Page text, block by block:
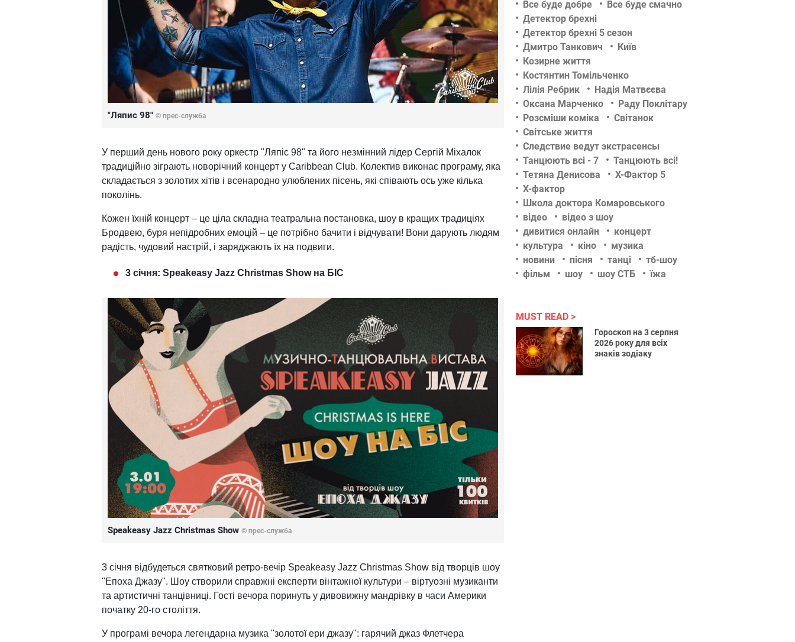
"Ляпис 98" © прес-служба
У перший день нового року оркестр "Ляпіс 98" та його незмінний лідер Сергій Міхалок
традиційно зіграють новорічний концерт у Caribbean Club. Колектив виконає програму, яка
складається з золотих хітів і всенародно улюблених пісень, які співають ось уже кілька
поколінь.
Кожен їхній концерт – це ціла складна театральна постановка, шоу в кращих традиціях
Бродвею, буря непідробних емоцій – це потрібно бачити і відчувати! Вони дарують людям
радість, чудовий настрій, і заряджають їх на подвиги.
3 січня: Speakeasy Jazz Christmas Show на БІС
Speakeasy Jazz Christmas Show © прес-служба
3 січня відбудеться святковий ретро-вечір Speakeasy Jazz Christmas Show від творців шоу
"Епоха Джазу". Шоу створили справжні експерти вінтажної культури – віртуозні музиканти
та артистичні танцівниці. Гості вечора поринуть у дивовижну мандрівку в часи Америки
початку 20-го століття.
У програмі вечора легендарна музика "золотої ери джазу": гарячий джаз Флетчера
Все буде добре
Все буде смачно
Детектор брехні
Детектор брехні 5 сезон
Дмитро Танкович
Київ
Козирне життя
Костянтин Томільченко
Лілія Ребрик
Надія Матвєєва
Оксана Марченко
Раду Поклітару
Розсміши коміка
Світанок
Світське життя
Следствие ведут экстрасенсы
Танцюють всі - 7
Танцюють всі!
Тетяна Денисова
Х-Фактор 5
Х-фактор
Школа доктора Комаровського
відео
відео з шоу
дивитися онлайн
концерт
культура
кіно
музика
новини
пісня танці
тб-шоу
фільм
шоу шоу СТБ їжа
MUST READ
Гороскоп на 3 серпня
2026 року для всіх
знаків зодіаку